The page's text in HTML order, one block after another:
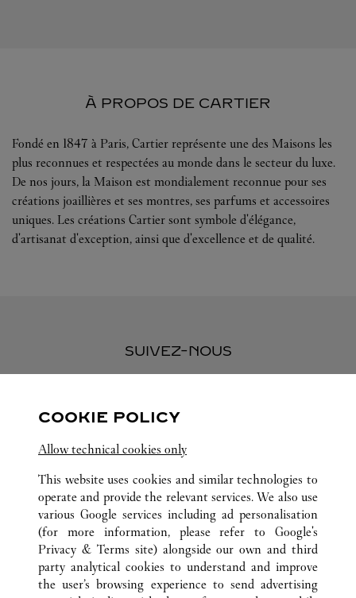
À PROPOS DE CARTIER
Fondé en 1847 à Paris, Cartier représente une des Maisons les
plus reconnues et respectées au monde dans le secteur du luxe.
De nos jours, la Maison est mondialement reconnue pour ses
créations joaillières et ses montres, ses parfums et accessoires
uniques. Les créations Cartier sont symbole d'élégance,
d'artisanat d'exception, ainsi que d'excellence et de qualité.
SUIVEZ-NOUS
Visit us on Instagram
Link Opens in New Tab
TOUTES LES BOUTIQUES CARTIER
MEXIQUE
QUINTANA ROO
CANCÚN
BLVD. KUKULCÁN KM 12, LA ISLA CANCÚN, LOCAL S
COOKIE POLICY
Allow technical cookies only
This website uses cookies and similar technologies to
operate and provide the relevant services. We also use
various Google services including ad personalisation
(for more information, please refer to Google's
Privacy & Terms site) alongside our own and third
party analytical cookies to understand and improve
the user’s browsing experience to send advertising